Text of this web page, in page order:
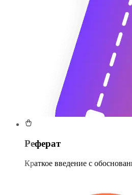
Реферат
Краткое введение с